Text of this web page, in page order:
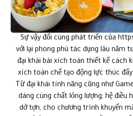
Sự vậy đổi cùng phát triển của
với lại phong phú tác dụng lâu năm
đại khái bài xích toán thiết kế cách
xích toán chế tạo động lực thúc
Từ đại khái tính năng cũng như
dáng cùng chất lỏng lượng, hệ điều
dở tợn, cho chương trình khuyến